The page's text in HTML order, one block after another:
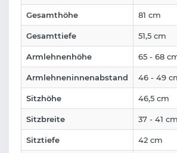
Gesamthöhe 81 cm
Gesamttiefe 51,5 cm
Armlehnenhöhe 65 - 68
Armlehneninnenabstand 46 - 49
Sitzhöhe 46,5 cm
Sitzbreite 37 - 41 cm
Sitztiefe 42 cm